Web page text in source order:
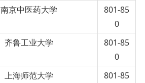
南京中医药大学
801-85
0
齐鲁工业大学
801-85
0
上海师范大学
801-85